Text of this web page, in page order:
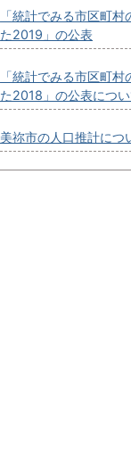
「統計でみる市区町村
た2019」の公表
「統計でみる市区町村
た2018」の公表につ
美祢市の人口推計につ